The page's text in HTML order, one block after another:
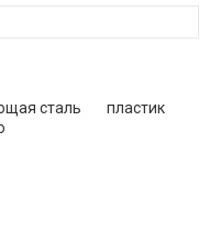
сталь
пластик